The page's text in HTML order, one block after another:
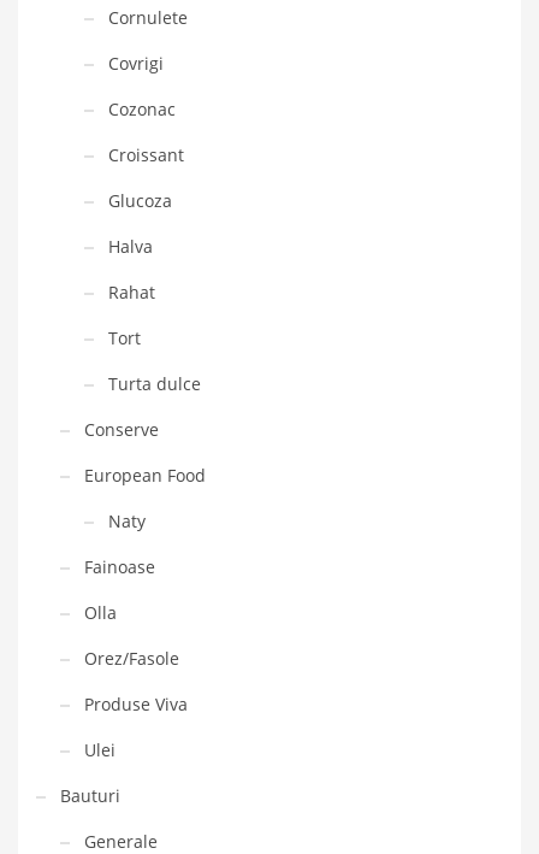
Cornulete
Covrigi
Cozonac
Croissant
Glucoza
Halva
Rahat
Tort
Turta dulce
Conserve
European Food
Naty
Fainoase
Olla
Orez/Fasole
Produse Viva
Ulei
Bauturi
Generale